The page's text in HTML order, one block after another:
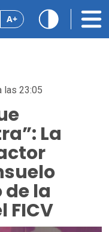
A+
las 23:05
La
la
FICV